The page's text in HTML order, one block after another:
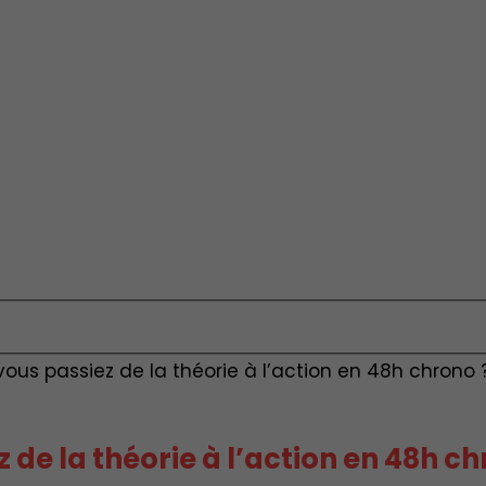
passiez de la théorie à l’action en 48h chrono
de la théorie à l’action en 48h